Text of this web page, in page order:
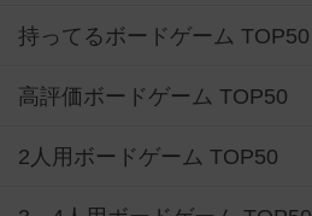
持ってるボードゲーム TOP50
高評価ボードゲーム TOP50
2人用ボードゲーム TOP50